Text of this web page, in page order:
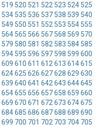
519 520 521 522 523 524 525
534 535 536 537 538 539 540
549 550 551 552 553 554 555
564 565 566 567 568 569 570
579 580 581 582 583 584 585
594 595 596 597 598 599 600
609 610 611 612 613 614615
624625 626 627628 629 630
639 640 641 642 643 644645
654655 656 657658 659 660
669 670 671 672 673 674675
684685 686 687688 689 690
699 700 701 702 703 704 705